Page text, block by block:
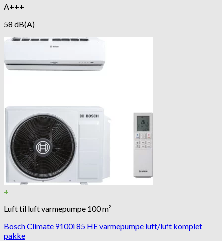
A+++
58 dB(A)
+
Luft til luft varmepumpe 100 m²
Bosch Climate 9100i 85 HE varmepumpe luft/luft komplet
pakke